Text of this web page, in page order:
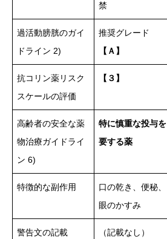
禁
過活動膀胱のガイ
ドライン 2)
推奨グレード
【Ａ】
抗コリン薬リスク
スケールの評価
【３】
高齢者の安全な薬
物治療ガイドライ
ン 6)
特に慎重な投与を
要する薬
特徴的な副作用
口の乾き、便秘、
眼のかすみ
警告文の記載 （記載なし）